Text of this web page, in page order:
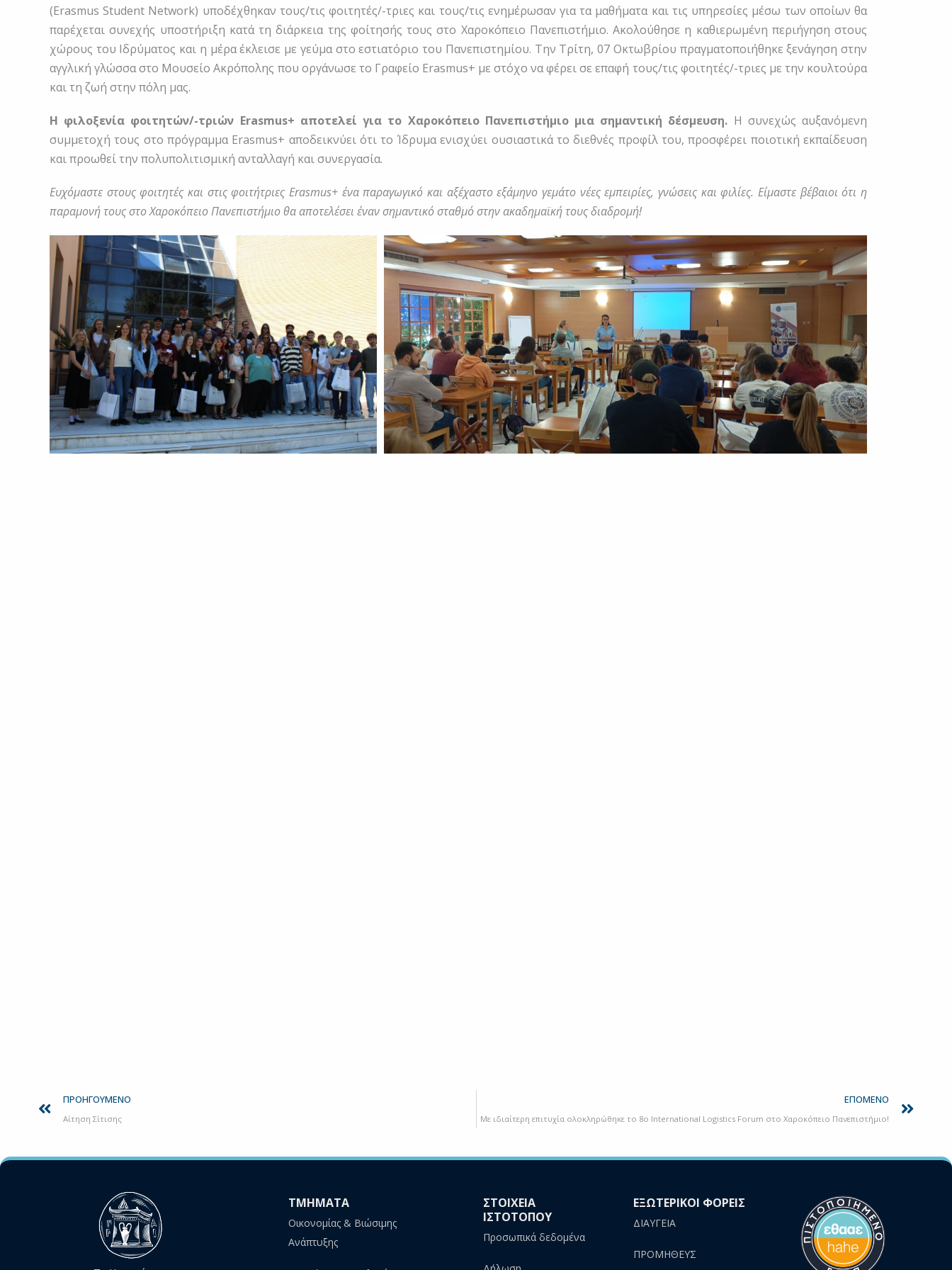
(Erasmus Student Network) υποδέχθηκαν τους/τις φοιτητές/-τριες και τους/τις ενημέρωσαν για τα μαθήματα και τις υπηρεσίες μέσω των οποίων θα
παρέχεται συνεχής υποστήριξη κατά τη διάρκεια της φοίτησής τους στο Χαροκόπειο Πανεπιστήμιο. Ακολούθησε η καθιερωμένη περιήγηση στους
χώρους του Ιδρύματος και η μέρα έκλεισε με γεύμα στο εστιατόριο του Πανεπιστημίου. Την Τρίτη, 07 Οκτωβρίου πραγματοποιήθηκε ξενάγηση στην
αγγλική γλώσσα στο Μουσείο Ακρόπολης που οργάνωσε το Γραφείο Erasmus+ με στόχο να φέρει σε επαφή τους/τις φοιτητές/-τριες με την κουλτούρα
και τη ζωή στην πόλη μας.
Η φιλοξενία φοιτητών/-τριών Erasmus+ αποτελεί για το Χαροκόπειο Πανεπιστήμιο μια σημαντική δέσμευση. Η συνεχώς αυξανόμενη
συμμετοχή τους στο πρόγραμμα Erasmus+ αποδεικνύει ότι το Ίδρυμα ενισχύει ουσιαστικά το διεθνές προφίλ του, προσφέρει ποιοτική εκπαίδευση
και προωθεί την πολυπολιτισμική ανταλλαγή και συνεργασία.
Ευχόμαστε στους φοιτητές και στις φοιτήτριες Erasmus+ ένα παραγωγικό και αξέχαστο εξάμηνο γεμάτο νέες εμπειρίες, γνώσεις και φιλίες. Είμαστε βέβαιοι ότι η
παραμονή τους στο Χαροκόπειο Πανεπιστήμιο θα αποτελέσει έναν σημαντικό σταθμό στην ακαδημαϊκή τους διαδρομή!
ΠΡΟΗΓΟΎΜΕΝΟ
Αίτηση Σίτισης
ΕΠΌΜΕΝΟ
Με ιδιαίτερη επιτυχία ολοκληρώθηκε το 8ο International Logistics Forum στο Χαροκόπειο Πανεπιστήμιο!
ΤΜΗΜΑΤΑ
Οικονομίας & Βιώσιμης
Ανάπτυξης
ΣΤΟΙΧΕΙΑ
ΙΣΤΟΤΟΠΟΥ
Προσωπικά δεδομένα
ΕΞΩΤΕΡΙΚΟΙ ΦΟΡΕΙΣ
ΔΙΑΥΓΕΙΑ
ΠΡΟΜΗΘΕΥΣ